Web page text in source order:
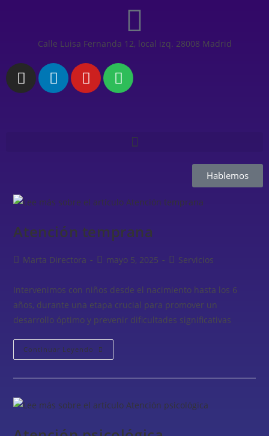
Calle Luisa Fernanda 12, local izq. 28008 Madrid
Hablemos
Atención temprana
Marta Directora mayo 5, 2025 Servicios
Intervenimos con niños desde el nacimiento hasta los 6
años, durante una etapa crucial para promover un
desarrollo óptimo y prevenir dificultades significativas
Continuar Leyendo